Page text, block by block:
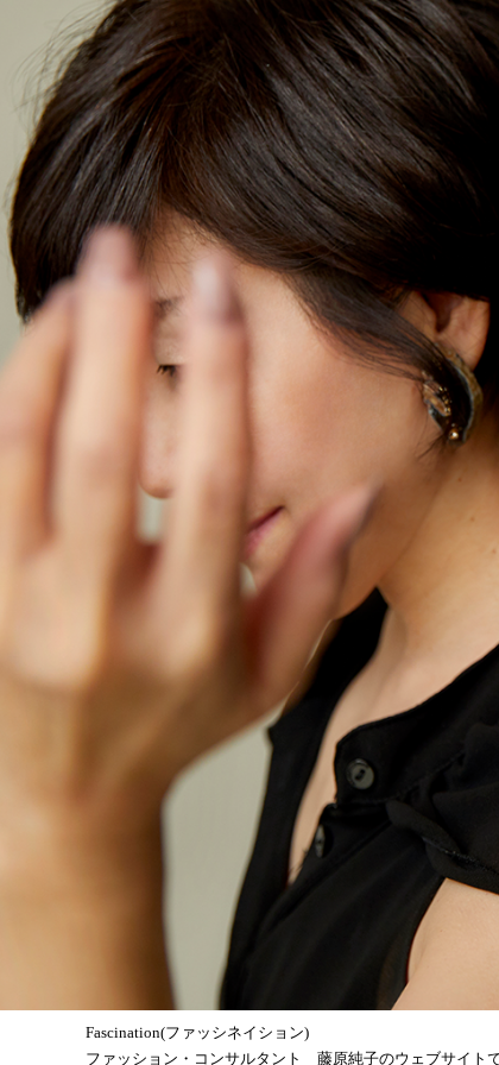
Fascination(ファッシネイション)
ファッション・コンサルタント 藤原純子のウェブサイト